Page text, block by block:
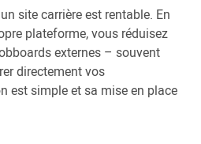
site carrière est rentable. En
plateforme, vous réduisez
externes – souvent
directement vos
est simple et sa mise en place